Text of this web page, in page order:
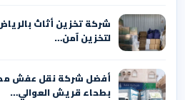
شركة تخزين أثاث
لتخزين آمن…
أفضل شركة نقل عفش مكة
بطحاء قريش العوالي…